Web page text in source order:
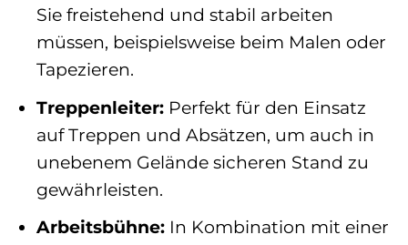
Sie freistehend und stabil arbeiten
müssen, beispielsweise beim Malen oder
Tapezieren.
Treppenleiter:Perfekt für den Einsatz
auf Treppen und Absätzen, um auch in
unebenem Gelände sicheren Stand zu
gewährleisten.
Arbeitsbühne:In Kombination mit einer